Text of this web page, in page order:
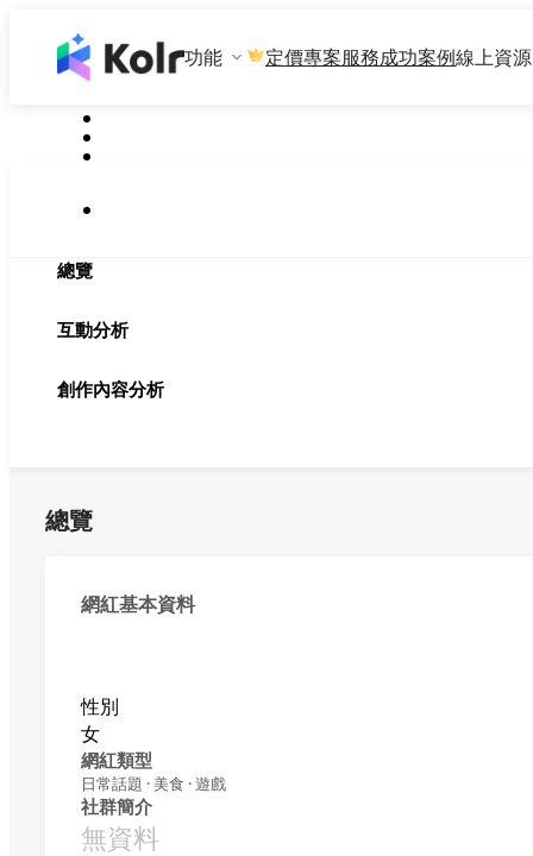
功能 定價專案服務成功案例線上資源
總覽
互動分析
創作內容分析
總覽
網紅基本資料
性別
女
網紅類型
日常話題 · 美食 · 遊戲
社群簡介
無資料